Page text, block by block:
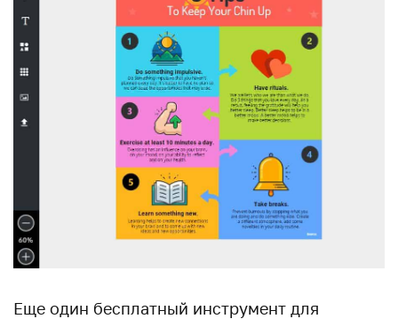
Еще один бесплатный инструмент для